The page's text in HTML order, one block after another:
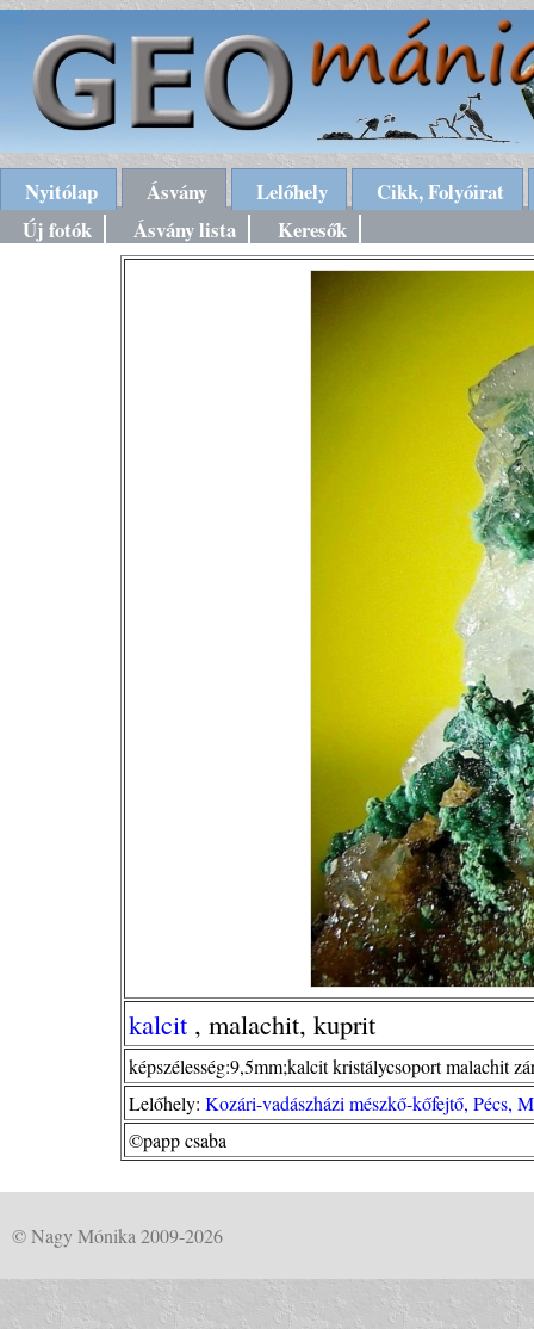
Nyitólap Ásvány Lelőhely
Cikk, Folyóirat
Új fotók
Ásvány lista Keresők
kalcit , malachit, kuprit
képszélesség:9,5mm;kalcit kristálycsoport malachit
Lelőhely: Kozári-vadászházi mészkő-kőfejtő, Pécs,
©papp csaba
© Nagy Mónika 2009-2026